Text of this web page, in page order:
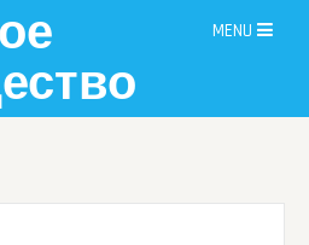
MENU